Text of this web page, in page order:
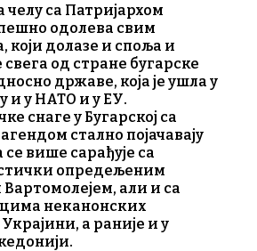
челу са Патријархом
одолева свим
долазе и споља и
од стране бугарске
државе, која је ушла у
и у НАТО и у ЕУ.
снаге у Бугарској са
стално појачавају
више сарађује са
опредељеним
Вартомолејем, али и са
неканонских
а раније и у